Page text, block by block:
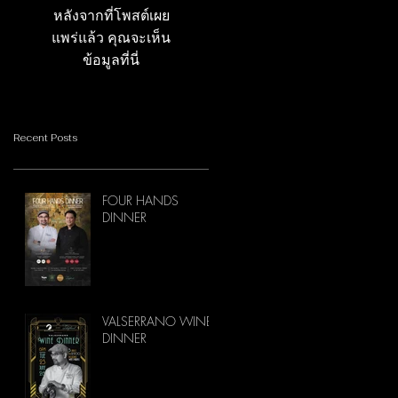
หลังจากที่โพสต์เผย
แพร่แล้ว คุณจะเห็น
ข้อมูลที่นี่
Recent Posts
FOUR HANDS
DINNER
VALSERRANO WINE
DINNER